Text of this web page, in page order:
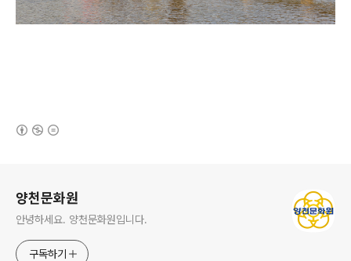
양천문화원
안녕하세요. 양천문화원입니다.
구독하기